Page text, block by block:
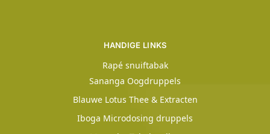
HANDIGE LINKS
Rapé snuiftabak
Sananga Oogdruppels
Blauwe Lotus Thee & Extracten
Iboga Microdosing druppels